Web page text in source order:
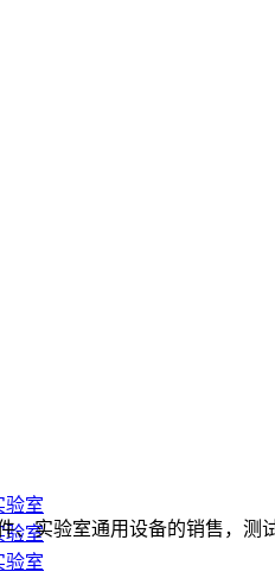
验室
验室
验室
、实验室通用设备的销售，测